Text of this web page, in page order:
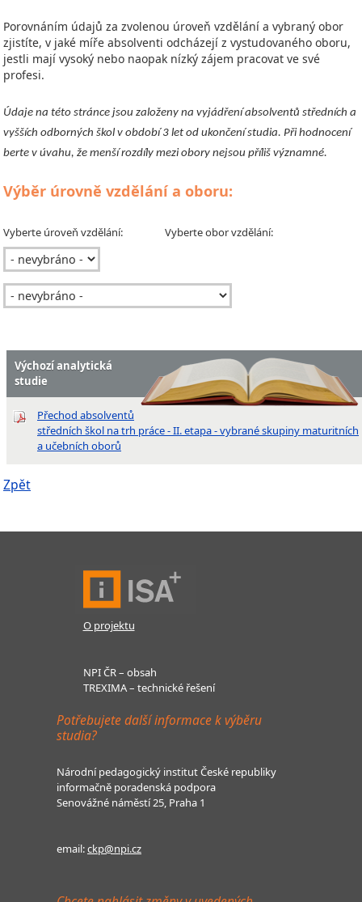
Porovnáním údajů za zvolenou úroveň vzdělání a vybraný obor
zjistíte, v jaké míře absolventi odcházejí z vystudovaného oboru,
jestli mají vysoký nebo naopak nízký zájem pracovat ve své
profesi.
Údaje na této stránce jsou založeny na vyjádření absolventů středních a
vyšších odborných škol v období 3 let od ukončení studia. Při hodnocení
berte v úvahu, že menší rozdíly mezi obory nejsou příliš významné.
Výběr úrovně vzdělání a oboru:
Vyberte úroveň vzdělání: Vyberte obor vzdělání:
Výchozí analytická
studie
Přechod absolventů
středních škol na trh práce - II. etapa - vybrané skupiny maturitních
a učebních oborů
Zpět
O projektu
NPI ČR – obsah
TREXIMA – technické řešení
Potřebujete další informace k výběru
studia?
Národní pedagogický institut České republiky
informačně poradenská podpora
Senovážné náměstí 25, Praha 1
email:ckp@npi.cz